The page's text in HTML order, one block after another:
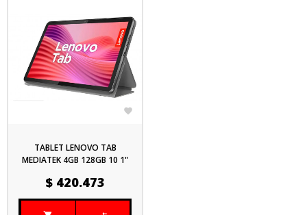

TABLET LENOVO TAB
MEDIATEK 4GB 128GB 10 1"
Precio
$ 420.473